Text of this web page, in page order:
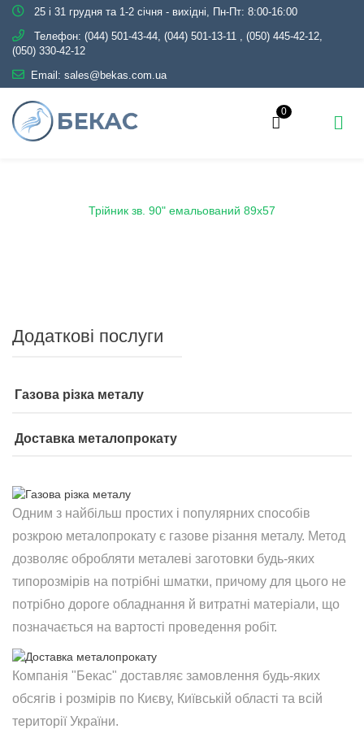
25 і 31 грудня та 1-2 січня - вихідні, Пн-Пт: 8:00-16:00
Телефон: (044) 501-43-44, (044) 501-13-11 , (050) 445-42-12,
(050) 330-42-12
Email: sales@bekas.com.ua
0
Трійник зв. 90" емальований 89х57
Додаткові послуги
Газова різка металу
Доставка металопрокату
Одним з найбільш простих і популярних способів
розкрою металопрокату є газове різання металу. Метод
дозволяє обробляти металеві заготовки будь-яких
типорозмірів на потрібні шматки, причому для цього не
потрібно дороге обладнання й витратні матеріали, що
позначається на вартості проведення робіт.
Компанія "Бекас" доставляє замовлення будь-яких
обсягів і розмірів по Києву, Київській області та всій
території України.